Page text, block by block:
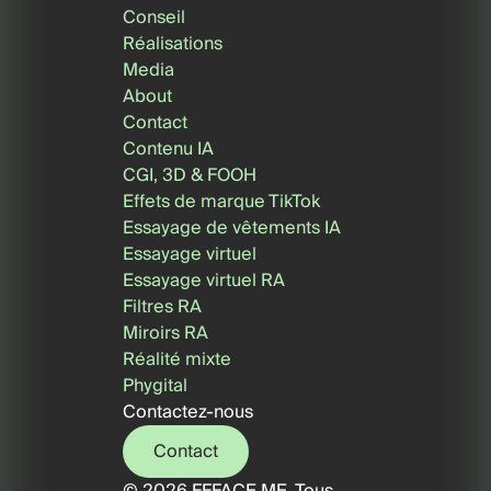
Conseil
Réalisations
Media
About
Contact
Contenu IA
CGI, 3D & FOOH
Effets de marque TikTok
Essayage de vêtements IA
Essayage virtuel
Essayage virtuel RA
Filtres RA
Miroirs RA
Réalité mixte
Phygital
Contactez-nous
Contact